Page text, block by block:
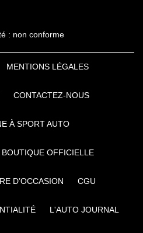
: non conforme
MENTIONS LÉGALES
CONTACTEZ-NOUS
À SPORT AUTO
OFFICIELLE
D’OCCASION CGU
L'AUTO JOURNAL